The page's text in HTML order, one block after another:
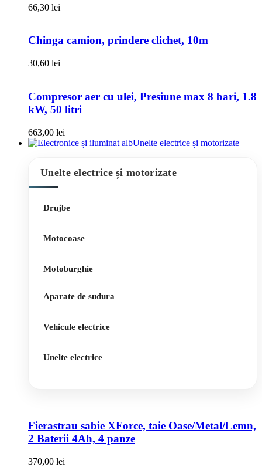
66,30 lei
Chinga camion, prindere clichet, 10m
30,60 lei
Compresor aer cu ulei, Presiune max 8 bari, 1.8
kW, 50 litri
663,00 lei
Unelte electrice și motorizate
Unelte electrice și motorizate
Drujbe
Motocoase
Motoburghie
Aparate de sudura
Vehicule electrice
Unelte electrice
Fierastrau sabie XForce, taie Oase/Metal/Lemn,
2 Baterii 4Ah, 4 panze
370,00 lei